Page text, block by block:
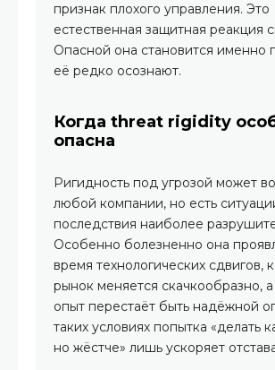
признак плохого управления. Это
естественная защитная реакция
Опасной она становится именно
её редко осознают.
Когда threat rigidity
опасна
Ригидность под угрозой может
любой компании, но есть
последствия наиболее
Особенно болезненно она
время технологических сдвигов,
рынок меняется скачкообразно,
опыт перестаёт быть надёжной
таких условиях попытка «делать
но жёстче» лишь ускоряет